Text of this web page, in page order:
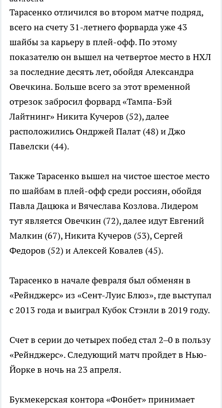
Тарасенко отличился во втором матче подряд,
всего на счету 31-летнего форварда уже 43
шайбы за карьеру в плей-офф. По этому
показателю он вышел на четвертое место в НХЛ
за последние десять лет, обойдя Александра
Овечкина. Больше всего за этот временной
отрезок забросил форвард «Тампа-Бэй
Лайтнинг» Никита Кучеров (52), далее
расположились Ондржей Палат (48) и Джо
Павелски (44).
Также Тарасенко вышел на чистое шестое место
по шайбам в плей-офф среди россиян, обойдя
Павла Дацюка и Вячеслава Козлова. Лидером
тут является Овечкин (72), далее идут Евгений
Малкин (67), Никита Кучеров (53), Сергей
Федоров (52) и Алексей Ковалев (45).
Тарасенко в начале февраля был обменян в
«Рейнджерс» из «Сент-Луис Блюз», где выступал
с 2013 года и выиграл Кубок Стэнли в 2019 году.
Счет в серии до четырех побед стал 2–0 в пользу
«Рейнджерс». Следующий матч пройдет в Нью-
Йорке в ночь на 23 апреля.
Букмекерская контора «Фонбет» принимает